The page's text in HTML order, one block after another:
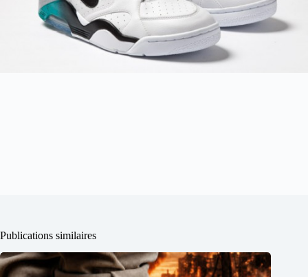
Publications similaires